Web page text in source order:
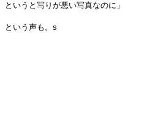
というと写りが悪い写真なのに」
という声も。s